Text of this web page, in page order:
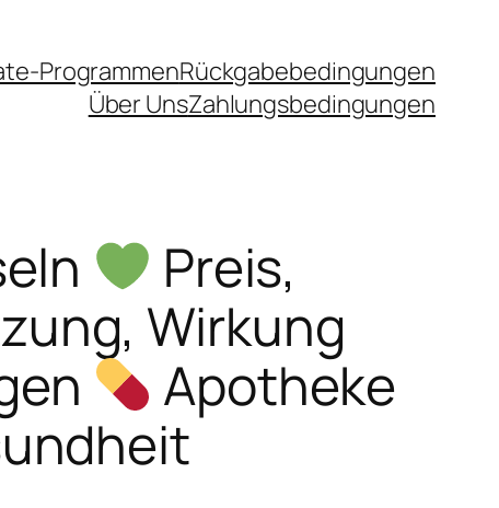
ProgrammenRückgabebedingungen
Über UnsZahlungsbedingungen
Preis,
Wirkung
Apotheke